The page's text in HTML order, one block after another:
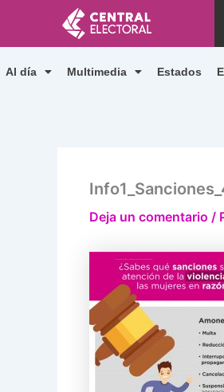
contenido
Al día Multimedia Estados
Deja un comentario /